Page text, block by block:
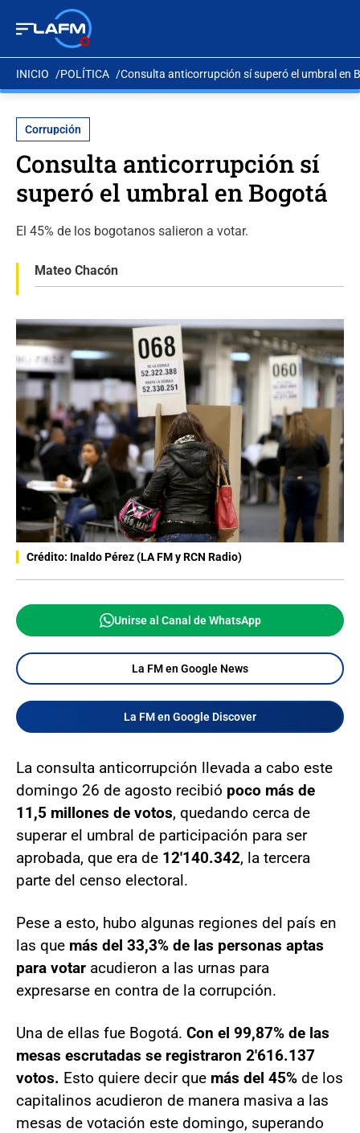
INICIO POLÍTICA Consulta anticorrupción sí superó el umbral en
Corrupción
Consulta anticorrupción sí
superó el umbral en Bogotá
El 45% de los bogotanos salieron a votar.
Mateo Chacón
Crédito: Inaldo Pérez (LA FM y RCN Radio)
Unirse al Canal de WhatsApp
La FM en Google News
La FM en Google Discover
La consulta anticorrupción llevada a cabo este
domingo 26 de agosto recibió poco más de
11,5 millones de votos, quedando cerca de
superar el umbral de participación para ser
aprobada, que era de 12'140.342, la tercera
parte del censo electoral.
Pese a esto, hubo algunas regiones del país en
las que más del 33,3% de las personas aptas
para votar acudieron a las urnas para
expresarse en contra de la corrupción.
Una de ellas fue Bogotá. Con el 99,87% de las
mesas escrutadas se registraron 2'616.137
votos. Esto quiere decir que más del 45% de los
capitalinos acudieron de manera masiva a las
mesas de votación este domingo, superando